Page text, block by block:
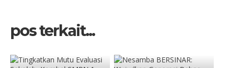
pos terkait...